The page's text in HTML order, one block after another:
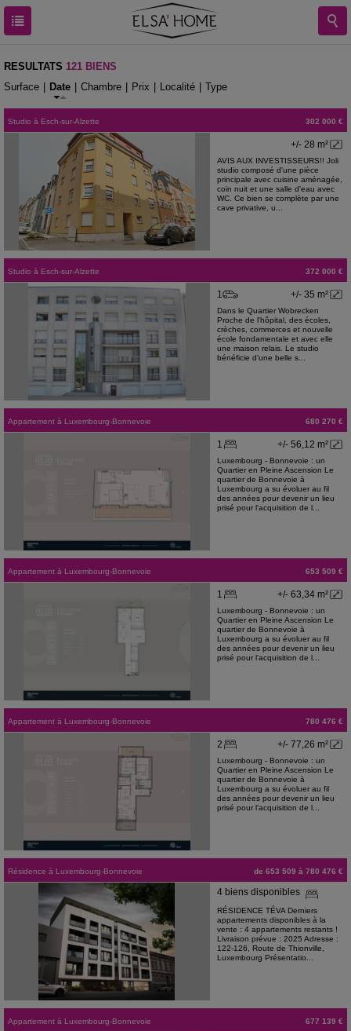
RESULTATS 121 BIENS
Surface
Date Chambre Prix Localité Type
Studio à Esch-sur-Alzette 302 000 €
+/- 28 m²
AVIS AUX INVESTISSEURS!! Joli
studio composé d'une pièce
principale avec cuisine aménagée,
coin nuit et une salle d'eau avec
WC. Ce bien se complète par une
cave privative, u...
Studio à Esch-sur-Alzette 372 000 €
+/- 35 m²
1
Dans le Quartier Wobrecken
Proche de l'hôpital, des écoles,
crèches, commerces et nouvelle
école fondamentale et avec elle
une maison relais. Le studio
bénéficie d'une belle s...
Appartement à Luxembourg-Bonnevoie 680 270 €
+/- 56,12 m²
1
Luxembourg - Bonnevoie : un
Quartier en Pleine Ascension Le
quartier de Bonnevoie à
Luxembourg a su évoluer au fil
des années pour devenir un lieu
prisé pour l'acquisition de l...
Appartement à Luxembourg-Bonnevoie 653 509 €
+/- 63,34 m²
1
Luxembourg - Bonnevoie : un
Quartier en Pleine Ascension Le
quartier de Bonnevoie à
Luxembourg a su évoluer au fil
des années pour devenir un lieu
prisé pour l'acquisition de l...
Appartement à Luxembourg-Bonnevoie 780 476 €
+/- 77,26 m²
2
Luxembourg - Bonnevoie : un
Quartier en Pleine Ascension Le
quartier de Bonnevoie à
Luxembourg a su évoluer au fil
des années pour devenir un lieu
prisé pour l'acquisition de l...
Résidence à Luxembourg-Bonnevoie de 653 509 à 780 476 €
4 biens disponibles
RÉSIDENCE TÉVA Derniers
appartements disponibles à la
vente : 4 appartements restants !
Livraison prévue : 2025 Adresse :
122-126, Route de Thionville,
Luxembourg Présentatio...
Appartement à Luxembourg-Bonnevoie 677 139 €